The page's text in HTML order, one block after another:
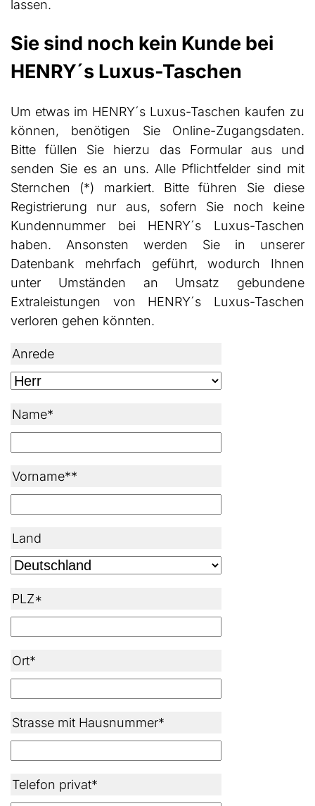
lassen.
Sie sind noch kein Kunde bei
HENRY´s Luxus-Taschen
Um etwas im HENRY´s Luxus-Taschen kaufen zu
können, benötigen Sie Online-Zugangsdaten.
Bitte füllen Sie hierzu das Formular aus und
senden Sie es an uns. Alle Pflichtfelder sind mit
Sternchen (*) markiert. Bitte führen Sie diese
Registrierung nur aus, sofern Sie noch keine
Kundennummer bei HENRY´s Luxus-Taschen
haben. Ansonsten werden Sie in unserer
Datenbank mehrfach geführt, wodurch Ihnen
unter Umständen an Umsatz gebundene
Extraleistungen von HENRY´s Luxus-Taschen
verloren gehen könnten.
Anrede
Name*
Vorname**
Land
PLZ*
Ort*
Strasse mit Hausnummer*
Telefon privat*